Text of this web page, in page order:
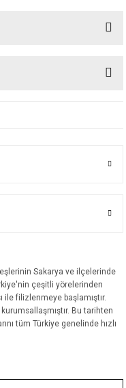
Sakarya ve ilçelerinde
çeşitli yörelerinden
ile filizlenmeye başlamıştır.
Bu tarihten
tüm Türkiye genelinde hızlı